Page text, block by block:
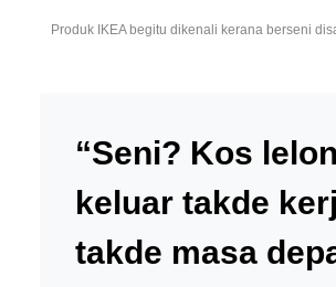
Produk IKEA begitu dikenali kerana berseni
“Seni? Kos
keluar takde
takde masa